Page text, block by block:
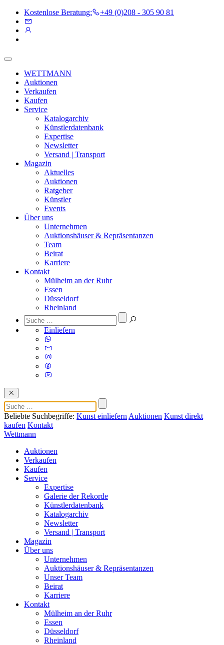
Kostenlose Beratung: +49 (0)208 - 305 90 81
WETTMANN
Auktionen
Verkaufen
Kaufen
Service
Katalogarchiv
Künstlerdatenbank
Expertise
Newsletter
Versand | Transport
Magazin
Aktuelles
Auktionen
Ratgeber
Künstler
Events
Über uns
Unternehmen
Auktionshäuser & Repräsentanzen
Team
Beirat
Karriere
Kontakt
Mülheim an der Ruhr
Essen
Düsseldorf
Rheinland
Einliefern
Beliebte Suchbegriffe: Kunst einliefern Auktionen Kunst direkt
kaufen Kontakt
Wettmann
Auktionen
Verkaufen
Kaufen
Service
Expertise
Galerie der Rekorde
Künstlerdatenbank
Katalogarchiv
Newsletter
Versand | Transport
Magazin
Über uns
Unternehmen
Auktionshäuser & Repräsentanzen
Unser Team
Beirat
Karriere
Kontakt
Mülheim an der Ruhr
Essen
Düsseldorf
Rheinland